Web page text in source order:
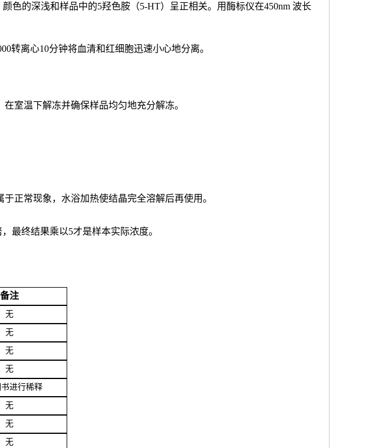
色的深浅和样品中的5羟色胺（5-HT） 呈正相关。用酶标仪在450nm 波长
转离心10分钟将血清和红细胞迅速小心地分离。
室温下解冻并确保样品均匀地充分解冻。
正常现象，水浴加热使结晶完全溶解后再使用。
最终结果乘以5才是样本实际浓度。
备注
无
无
无
无
进行稀释
无
无
无